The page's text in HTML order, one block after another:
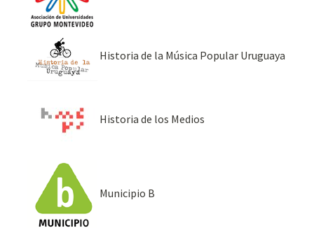
Historia de la Música Popular Uruguaya
Historia de los Medios
Municipio B